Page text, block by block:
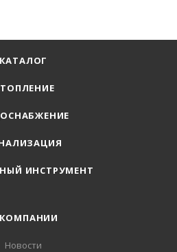
КАТАЛОГ
ИНСТРУМЕНТ
Новости